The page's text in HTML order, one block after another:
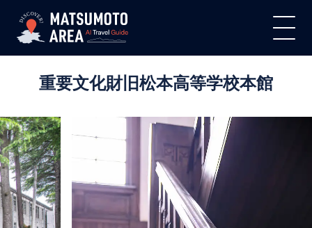
重要文化財旧松本高等学校本館